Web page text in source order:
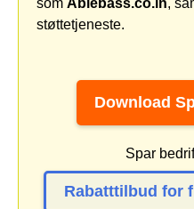
som Ablebass.co.in,
støttetjeneste.
Download
Spar
Rabatttilbud for